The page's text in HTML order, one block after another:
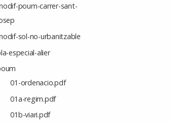
poum-carrer-sant-
sol-no-urbanitzable
especial-alier
01-ordenacio.pdf
01a-regim.pdf
01b-viari.pdf